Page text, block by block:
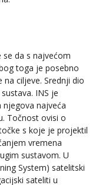
da s najvećom
toga je posebno
ciljeve. Srednji dio
INS je
njegova najveća
Točnost ovisi o
s koje je projektil
vremena
sustavom. U
System) satelitski
sateliti u